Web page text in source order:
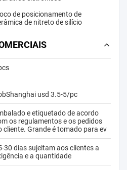
de posicionamento de
de nitreto de silício
usd 3.5-5/pc
e etiquetado de acordo
os regulamentos e os pedidos
cliente. Grande é tomado para ev
30 dias sujeitam aos clientes a
e a quantidade